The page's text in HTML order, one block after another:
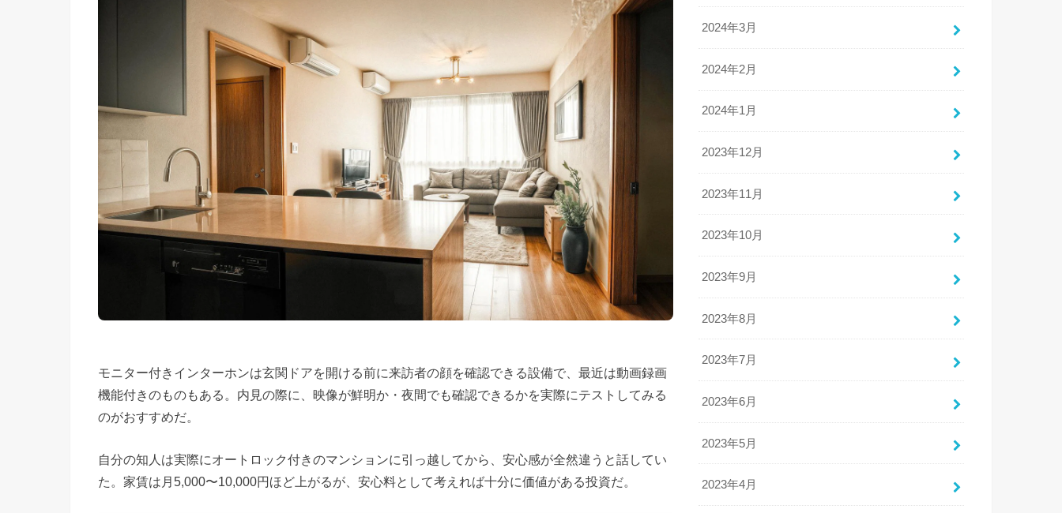
モニター付きインターホンは玄関ドアを開ける前に来訪者の顔を確認できる設備で、最近は動画録画
機能付きのものもある。内見の際に、映像が鮮明か・夜間でも確認できるかを実際にテストしてみる
のがおすすめだ。
自分の知人は実際にオートロック付きのマンションに引っ越してから、安心感が全然違うと話してい
た。家賃は月5,000〜10,000円ほど上がるが、安心料として考えれば十分に価値がある投資だ。
2024年3月
2024年2月
2024年1月
2023年12月
2023年11月
2023年10月
2023年9月
2023年8月
2023年7月
2023年6月
2023年5月
2023年4月